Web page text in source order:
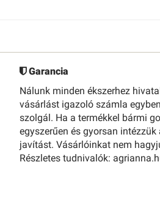
Garancia
Nálunk minden ékszerhez
vásárlást igazoló számla
szolgál. Ha a termékkel bármi
egyszerűen és gyorsan intézzük
javítást. Vásárlóinkat nem
Részletes tudnivalók: